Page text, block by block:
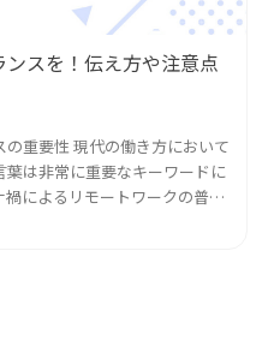
ンスを！伝え方や注意点
の重要性 現代の働き方において
葉は非常に重要なキーワードに
禍によるリモートワークの普及
自分らしい生活」を意...